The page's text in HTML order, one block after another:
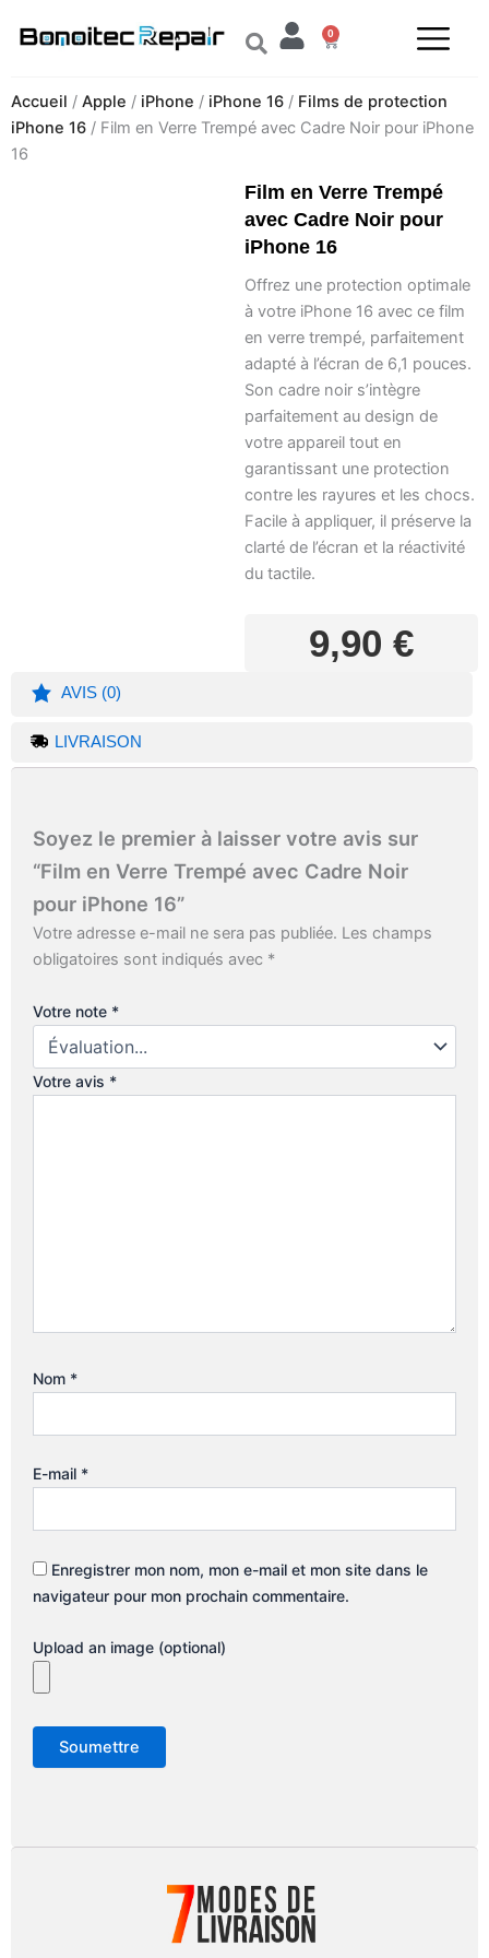
0
Panier
Accueil / Apple / iPhone / iPhone 16 / Films de protection
iPhone 16 / Film en Verre Trempé avec Cadre Noir pour iPhone
16
Film en Verre Trempé
avec Cadre Noir pour
iPhone 16
Offrez une protection optimale
à votre iPhone 16 avec ce film
en verre trempé, parfaitement
adapté à l’écran de 6,1 pouces.
Son cadre noir s’intègre
parfaitement au design de
votre appareil tout en
garantissant une protection
contre les rayures et les chocs.
Facile à appliquer, il préserve la
clarté de l’écran et la réactivité
du tactile.
9,90 €
AVIS (0)
LIVRAISON
Soyez le premier à laisser votre avis sur
“Film en Verre Trempé avec Cadre Noir
pour iPhone 16”
Votre adresse e-mail ne sera pas publiée. Les champs
obligatoires sont indiqués avec *
Votre note *
Votre avis *
Nom *
E-mail *
Enregistrer mon nom, mon e-mail et mon site dans le
navigateur pour mon prochain commentaire.
Upload an image (optional)